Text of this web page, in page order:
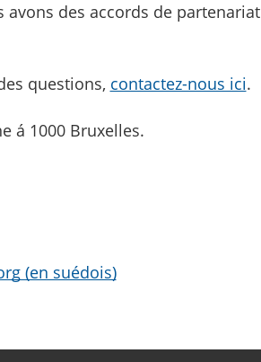
avons des accords de partenariat
questions, contactez-nous ici.
á 1000 Bruxelles.
(en suédois)